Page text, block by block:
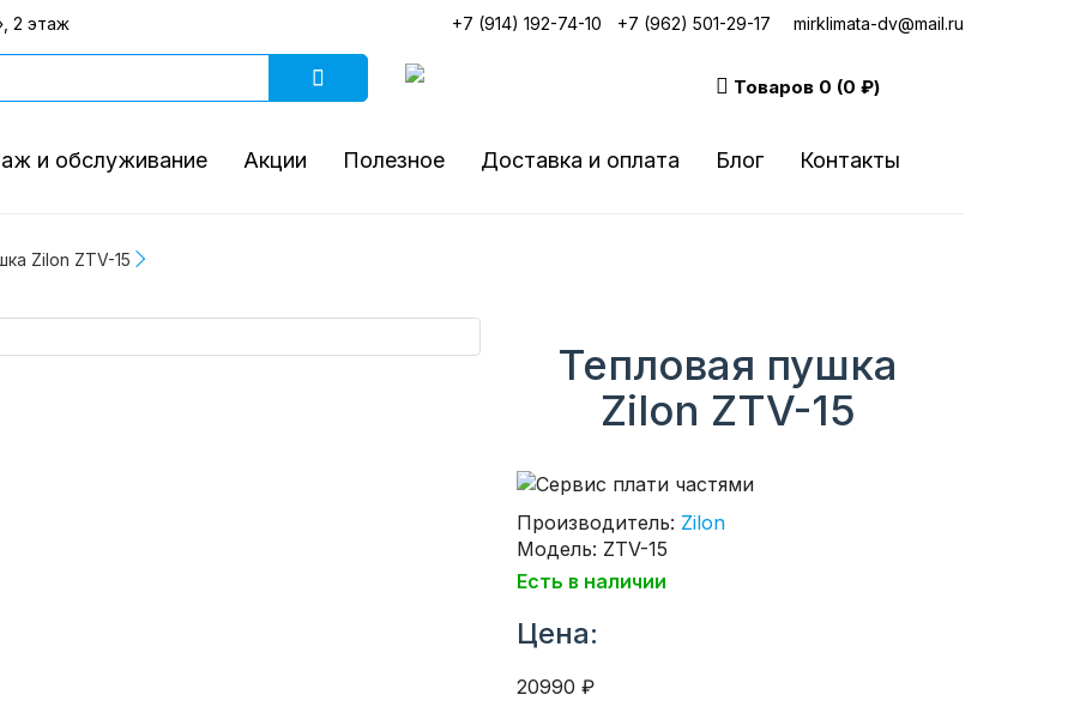
2 этаж +7 (914) 192-74-10 +7 (962) 501-29-17 mirklimata-dv@mail.ru
Товаров 0 (0 ₽)
и обслуживание Акции Полезное Доставка и оплата Блог Контакты
Zilon ZTV-15
Тепловая пушка
Zilon ZTV-15
Производитель: Zilon
Модель: ZTV-15
Есть в наличии
Цена:
20990 ₽